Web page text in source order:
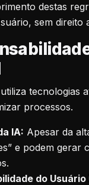
destas
sem direito
tecnologias
processos.
IA: Apesar da
e podem gerar
do